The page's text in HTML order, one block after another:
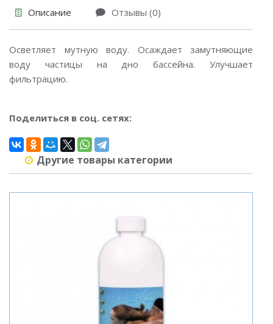
Описание Отзывы (0)
Осветляет мутную воду. Осаждает замутняющие
воду частицы на дно бассейна. Улучшает
фильтрацию.
Поделиться в соц. сетях:
Другие товары категории